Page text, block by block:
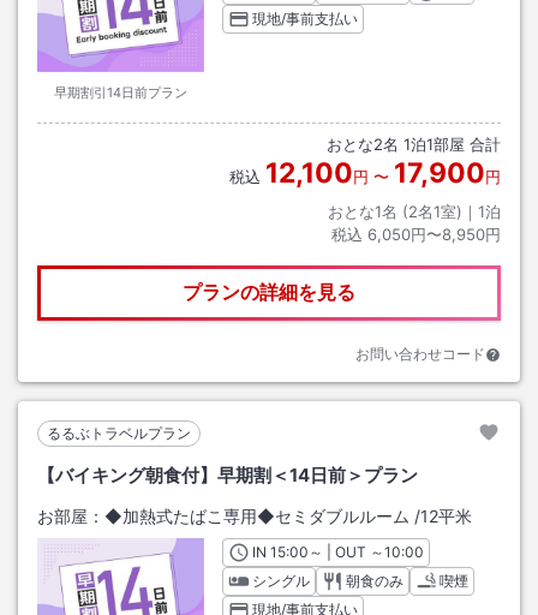
早期割引14日前プラン
現地/事前支払い
おとな2名 1泊1部屋 合計
税込 12,100円 〜 17,900円
おとな1名 (2名1室)｜ 1泊
税込 6,050円〜8,950円
プランの詳細を見る
お問い合わせコード
るるぶトラベルプラン
【バイキング朝食付】早期割＜14日前＞プラン
お部屋： ◆加熱式たばこ専用◆セミダブルルーム /12平米
INチェックイン
15:00 ～ | OUT チェックアウト
～10:00
シングル
朝食のみ
喫煙
現地/事前支払い